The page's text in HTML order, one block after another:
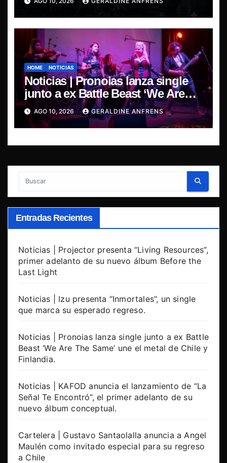
HOME NOTICIAS
Noticias | Pronoias lanza single
junto a ex Battle Beast ‘We Are
The Same’ une el metal de Chile y
Finlandia.
AGO 10, 2026 GERALDINE ANFRENS
Entradas Recientes
Noticias | Projector presenta “Living Resources”,
primer adelanto de su nuevo álbum Before the
Last Light
Noticias | Izu presenta “Inmortales”, un single
que marca su esperado regreso.
Noticias | Pronoias lanza single junto a ex Battle
Beast ‘We Are The Same’ une el metal de Chile y
Finlandia.
Noticias | KAFOD anuncia el lanzamiento de “La
Señal Te Encontró”, el primer adelanto de su
nuevo álbum conceptual.
Cartelera | Gustavo Santaolalla anuncia a Angel
Maulén como invitado especial para su regreso
a Chile